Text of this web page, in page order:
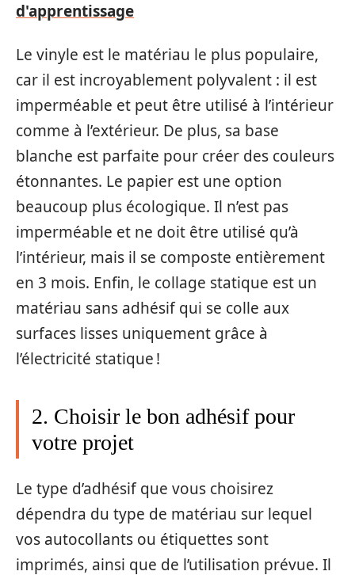
d'apprentissage
Le vinyle est le matériau le plus populaire,
car il est incroyablement polyvalent : il est
imperméable et peut être utilisé à l’intérieur
comme à l’extérieur. De plus, sa base
blanche est parfaite pour créer des couleurs
étonnantes. Le papier est une option
beaucoup plus écologique. Il n’est pas
imperméable et ne doit être utilisé qu’à
l’intérieur, mais il se composte entièrement
en 3 mois. Enfin, le collage statique est un
matériau sans adhésif qui se colle aux
surfaces lisses uniquement grâce à
l’électricité statique !
2. Choisir le bon adhésif pour
votre projet
Le type d’adhésif que vous choisirez
dépendra du type de matériau sur lequel
vos autocollants ou étiquettes sont
imprimés, ainsi que de l’utilisation prévue. Il